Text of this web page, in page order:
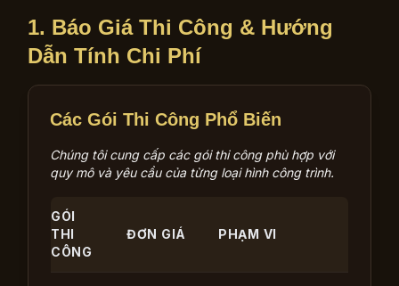
1. Báo Giá Thi Công & Hướng
Dẫn Tính Chi Phí
Các Gói Thi Công Phổ Biến
Chúng tôi cung cấp các gói thi công phù hợp với
quy mô và yêu cầu của từng loại hình công trình.
GÓI
THI
CÔNG
ĐƠN GIÁ PHẠM VI